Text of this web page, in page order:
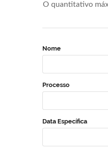
O quantitativo
Nome
Processo
Data Específica